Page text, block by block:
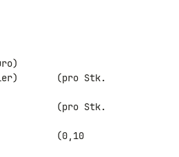
(pro Stk.
(pro Stk.
(0,10